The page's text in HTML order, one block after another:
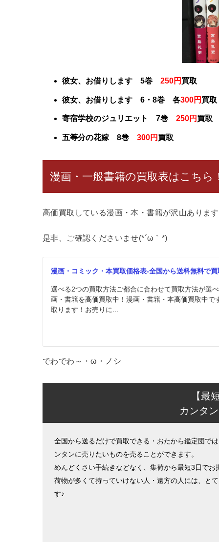
彼女、お借りします 5巻 250円 買取
彼女、お借りします 6・8巻 各300円 買取
寄宿学校のジュリエット 7巻 250円 買取
五等分の花嫁 8巻 300円 買取
漫画・一般書籍の買取表はこちら
高価買取している漫画・本・書籍が沢山ありま
是非、ご確認くださいませ(*´ω｀*)
漫画・コミック・本買取価格表-全国から送料無料で
選べる2つの買取方法ご都合に合わせて買取方法が選
画・書籍を高価買取中！漫画・書籍・本高価買取中
取ります！お売りに...
でわでわ～・ω・ノシ
【最
カンタ
全国から送るだけで買取できる・おたから鑑定団で
ンタンに売りたいものを売ることができます。
めんどくさい手続きなどなく、集荷から最短3日でお
荷物が多くて持っていけない人・遠方の人には、と
す♪